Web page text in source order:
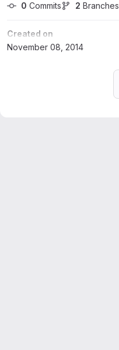
0 Commits 2 Branches
Created on
November 08, 2014